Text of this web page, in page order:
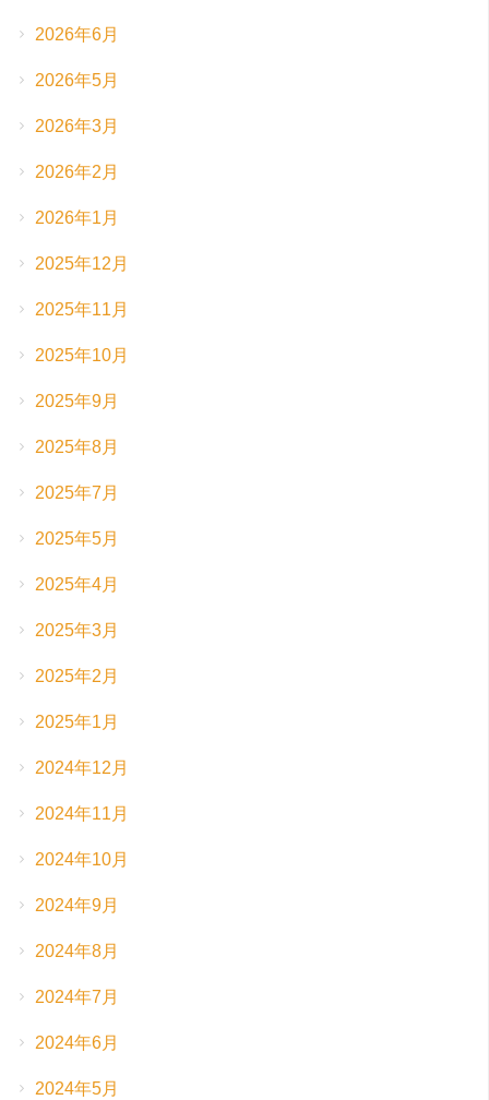
2026年6月
2026年5月
2026年3月
2026年2月
2026年1月
2025年12月
2025年11月
2025年10月
2025年9月
2025年8月
2025年7月
2025年5月
2025年4月
2025年3月
2025年2月
2025年1月
2024年12月
2024年11月
2024年10月
2024年9月
2024年8月
2024年7月
2024年6月
2024年5月